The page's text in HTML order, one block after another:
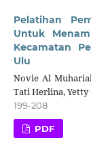
Pelatihan
Untuk
Kecamatan
Ulu
Novie Al
Tati Herlina,
199-208
PDF